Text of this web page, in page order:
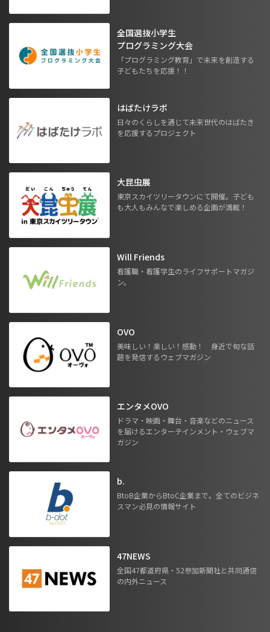
全国選抜小学生
プログラミング大会
「プログラミング教育」で未来を創造する
子どもたちを応援！！
はばたけラボ
日々のくらしを通じて未来世代のはばたき
を応援するプロジェクト
大昆虫展
東京スカイツリータウンにて開催。子ども
も大人もみんなで楽しめる企画が満載！
Will Friends
看護職・看護学生のライフサポートマガジ
ン。
OVO
美味しい！楽しい！感動！ 身近で旬な話
題を発信するウェブマガジン
エンタメOVO
ドラマ・映画・舞台・音楽などのニュース
を届けるエンターテインメント・ウェブマ
ガジン
b.
BtoB企業からBtoC企業まで。全てのビジネ
スマン必見の情報サイト
47NEWS
全国47都道府県・52参加新聞社と共同通信
の内外ニュース